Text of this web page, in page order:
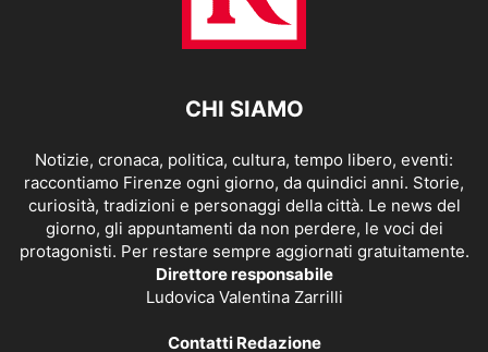
CHI SIAMO
Notizie, cronaca, politica, cultura, tempo libero, eventi:
raccontiamo Firenze ogni giorno, da quindici anni. Storie,
curiosità, tradizioni e personaggi della città. Le news del
giorno, gli appuntamenti da non perdere, le voci dei
protagonisti. Per restare sempre aggiornati gratuitamente.
Direttore responsabile
Ludovica Valentina Zarrilli
Contatti Redazione